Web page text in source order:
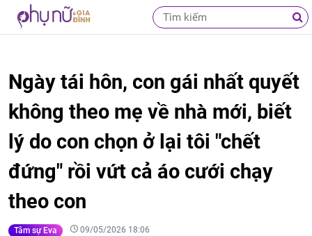
Ngày tái hôn, con gái nhất quyết
không theo mẹ về nhà mới, biết
lý do con chọn ở lại tôi "chết
đứng" rồi vứt cả áo cưới chạy
theo con
Tâm sự Eva 09/05/2026 18:06